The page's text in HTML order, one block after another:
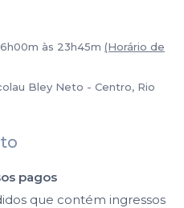
às 23h45m (Horário de
Bley Neto - Centro, Rio
pagos
que contém ingressos